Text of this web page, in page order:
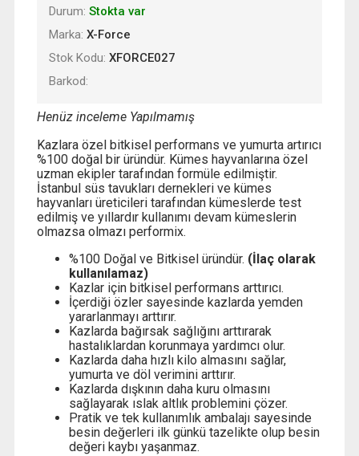
Durum: Stokta var
Marka: X-Force
Stok Kodu: XFORCE027
Barkod:
Henüz inceleme Yapılmamış
Kazlara özel bitkisel performans ve yumurta artırıcı
%100 doğal bir üründür. Kümes hayvanlarına özel
uzman ekipler tarafından formüle edilmiştir.
İstanbul süs tavukları dernekleri ve kümes
hayvanları üreticileri tarafından kümeslerde test
edilmiş ve yıllardır kullanımı devam kümeslerin
olmazsa olmazı performix.
%100 Doğal ve Bitkisel üründür. (İlaç olarak
kullanılamaz)
Kazlar için bitkisel performans arttırıcı.
İçerdiği özler sayesinde kazlarda yemden
yararlanmayı arttırır.
Kazlarda bağırsak sağlığını arttırarak
hastalıklardan korunmaya yardımcı olur.
Kazlarda daha hızlı kilo almasını sağlar,
yumurta ve döl verimini arttırır.
Kazlarda dışkının daha kuru olmasını
sağlayarak ıslak altlık problemini çözer.
Pratik ve tek kullanımlık ambalajı sayesinde
besin değerleri ilk günkü tazelikte olup besin
değeri kaybı yaşanmaz.